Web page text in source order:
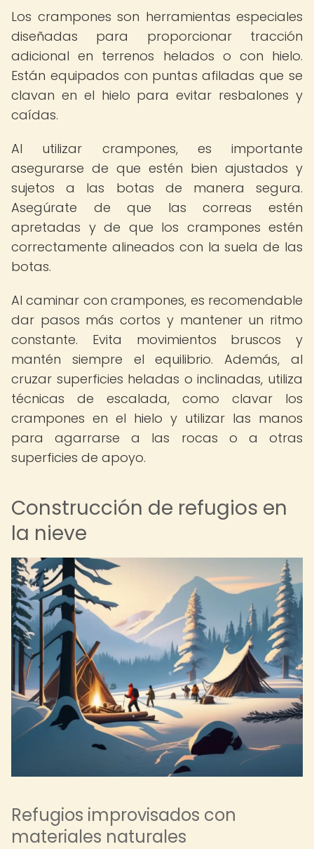
Los crampones son herramientas especiales
diseñadas para proporcionar tracción
adicional en terrenos helados o con hielo.
Están equipados con puntas afiladas que se
clavan en el hielo para evitar resbalones y
caídas.
Al utilizar crampones, es importante
asegurarse de que estén bien ajustados y
sujetos a las botas de manera segura.
Asegúrate de que las correas estén
apretadas y de que los crampones estén
correctamente alineados con la suela de las
botas.
Al caminar con crampones, es recomendable
dar pasos más cortos y mantener un ritmo
constante. Evita movimientos bruscos y
mantén siempre el equilibrio. Además, al
cruzar superficies heladas o inclinadas, utiliza
técnicas de escalada, como clavar los
crampones en el hielo y utilizar las manos
para agarrarse a las rocas o a otras
superficies de apoyo.
Construcción de refugios en
la nieve
Refugios improvisados con
materiales naturales